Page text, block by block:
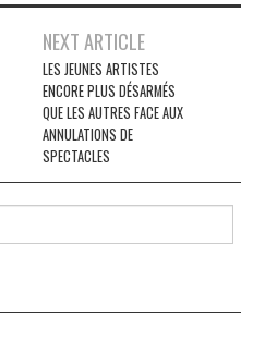
NEXT ARTICLE
LES JEUNES ARTISTES
ENCORE PLUS DÉSARMÉS
QUE LES AUTRES FACE AUX
ANNULATIONS DE
SPECTACLES